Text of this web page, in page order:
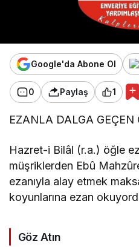
Google'da Abone Ol
0 Paylaş 1
EZANLA DALGA
Hazret-i Bilâl (r.a.) öğle
müşriklerden Ebû
ezanıyla alay etmek
koyunlarına ezan
Göz Atın